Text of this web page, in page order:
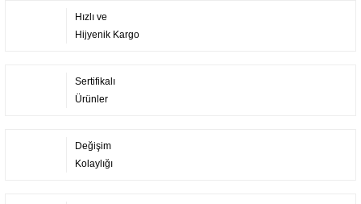
Hızlı ve
Hijyenik Kargo
Sertifikalı
Ürünler
Değişim
Kolaylığı